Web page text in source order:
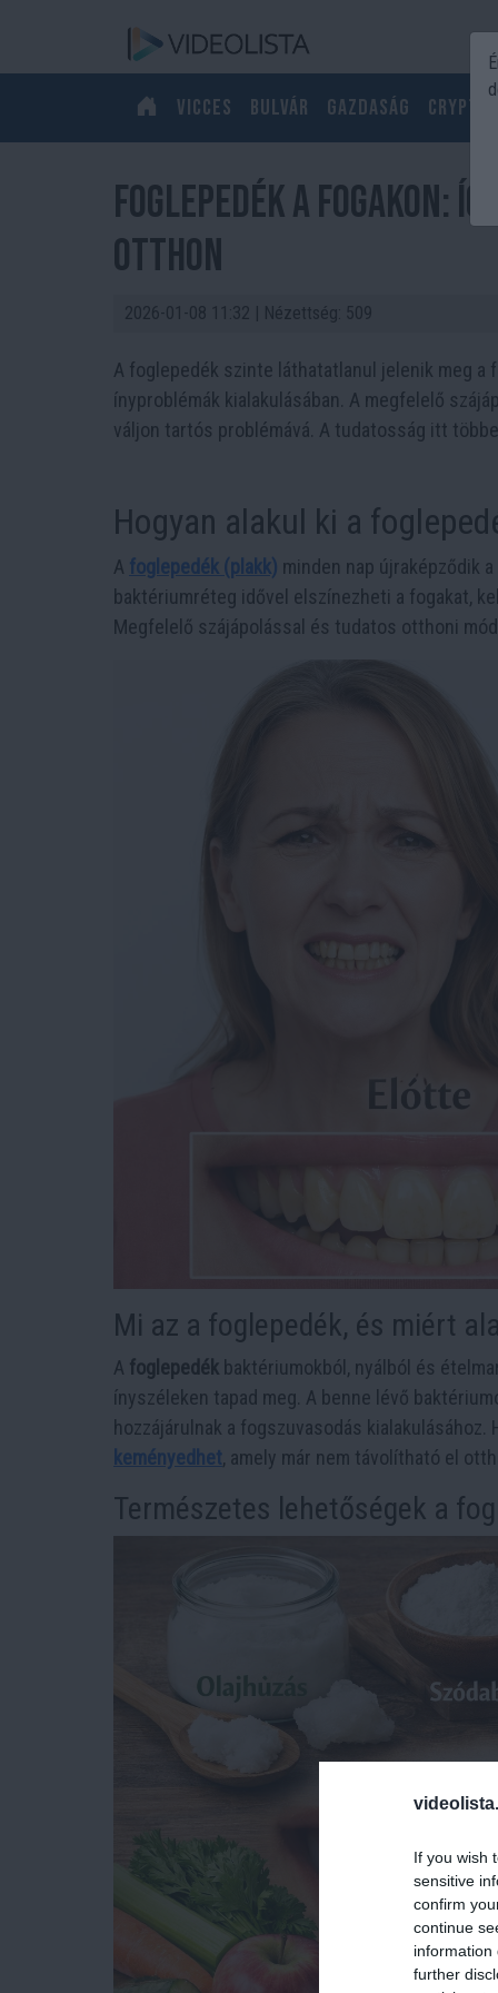
If you wish
sensitive
confirm
continue
information
further
Vicces Bulvár Gazdaság Crypto
Foglepedék a fogakon:
otthon
2026-01-08 11:32 | Nézettség: 509
A foglepedék szinte láthatatlanul jelenik meg a
ínyproblémák kialakulásában. A megfelelő
váljon tartós problémává. A tudatosság itt
Hogyan alakul ki a
A foglepedék (plakk) minden nap újraképződik
baktériumréteg idővel elszínezheti a fogakat,
Megfelelő szájápolással és tudatos otthoni
Mi az a foglepedék, és miért
A foglepedék baktériumokból, nyálból és
ínyszéleken tapad meg. A benne lévő
hozzájárulnak a fogszuvasodás
keményedhet, amely már nem távolítható el
Természetes lehetőségek a